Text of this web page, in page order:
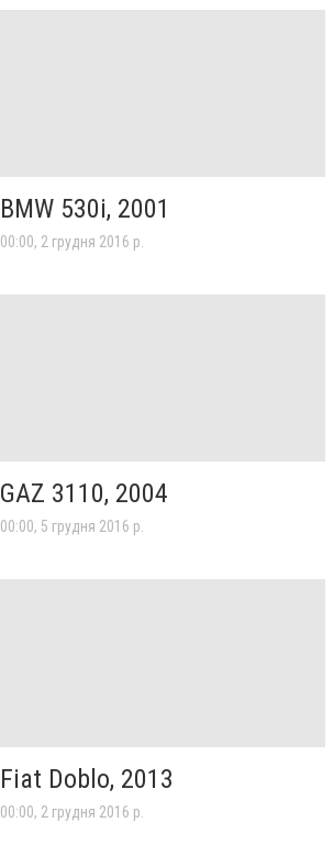
BMW 530i, 2001
00:00, 2 грудня 2016 р.
GAZ 3110, 2004
00:00, 5 грудня 2016 р.
Fiat Doblo, 2013
00:00, 2 грудня 2016 р.